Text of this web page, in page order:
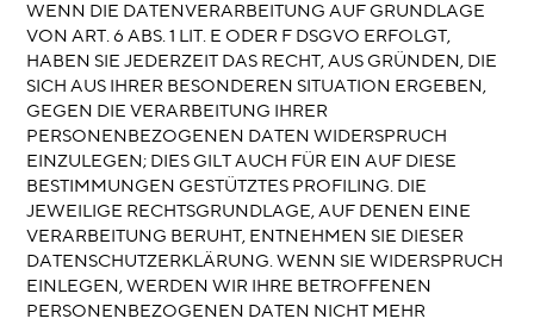
WENN DIE DATENVERARBEITUNG AUF GRUNDLAGE
VON ART. 6 ABS. 1 LIT. E ODER F DSGVO ERFOLGT,
HABEN SIE JEDERZEIT DAS RECHT, AUS GRÜNDEN, DIE
SICH AUS IHRER BESONDEREN SITUATION ERGEBEN,
GEGEN DIE VERARBEITUNG IHRER
PERSONENBEZOGENEN DATEN WIDERSPRUCH
EINZULEGEN; DIES GILT AUCH FÜR EIN AUF DIESE
BESTIMMUNGEN GESTÜTZTES PROFILING. DIE
JEWEILIGE RECHTSGRUNDLAGE, AUF DENEN EINE
VERARBEITUNG BERUHT, ENTNEHMEN SIE DIESER
DATENSCHUTZERKLÄRUNG. WENN SIE WIDERSPRUCH
EINLEGEN, WERDEN WIR IHRE BETROFFENEN
PERSONENBEZOGENEN DATEN NICHT MEHR